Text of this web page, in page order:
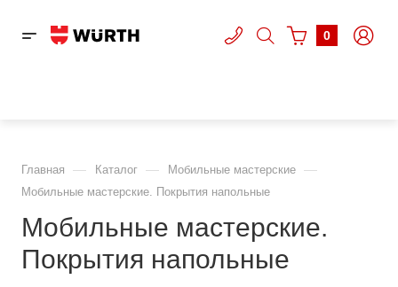
0
Главная — Каталог — Мобильные мастерские —
Мобильные мастерские. Покрытия напольные
Мобильные мастерские.
Покрытия напольные